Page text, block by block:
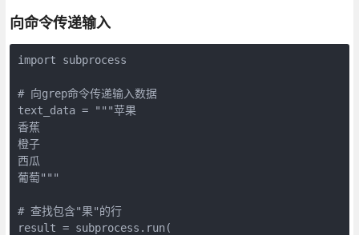
向命令传递输入
import subprocess
# 向grep命令传递输入数据
text_data = """苹果
香蕉
橙子
西瓜
葡萄"""
# 查找包含"果"的行
result = subprocess.run(